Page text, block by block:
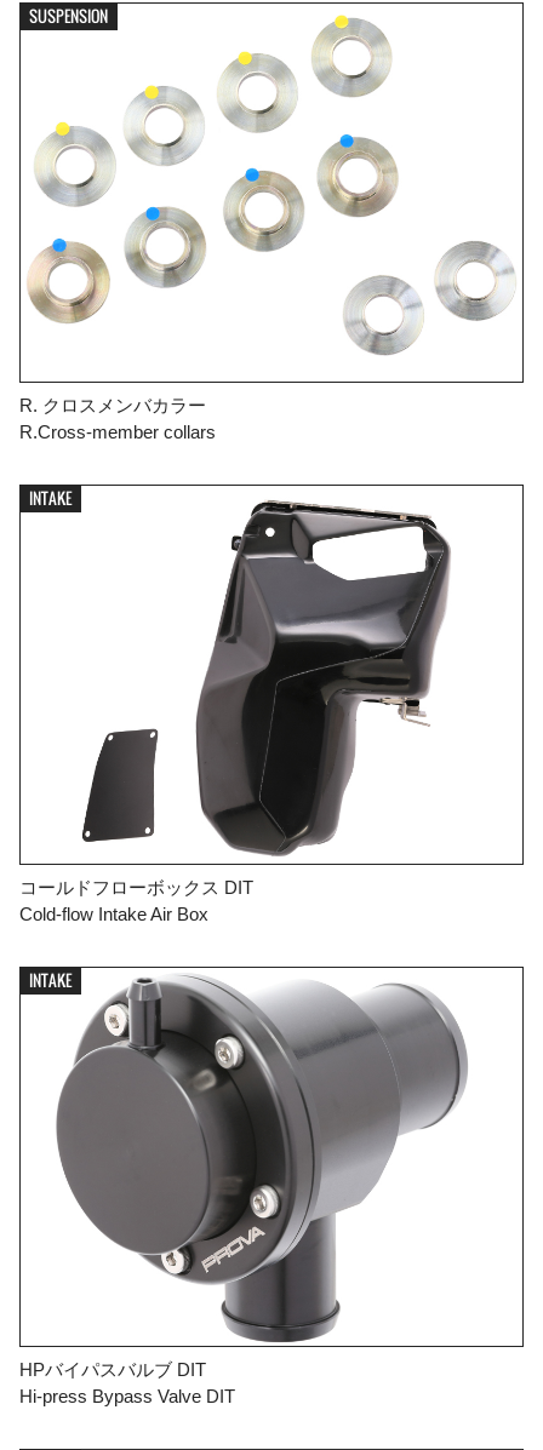
SUSPENSION
R. クロスメンバカラー
R.Cross-member collars
INTAKE
コールドフローボックス DIT
Cold-flow Intake Air Box
INTAKE
HPバイパスバルブ DIT
Hi-press Bypass Valve DIT